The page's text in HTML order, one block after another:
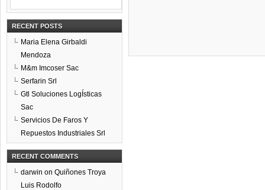
RECENT POSTS
Maria Elena Girbaldi
Mendoza
M&m Imcoser Sac
Serfarin Srl
Gtl Soluciones LogÍsticas
Sac
Servicios De Faros Y
Repuestos Industriales Srl
RECENT COMMENTS
darwin on Quiñones Troya
Luis Rodolfo